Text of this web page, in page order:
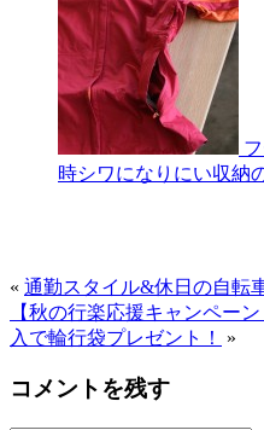
時シワになりにい収納
« 通勤スタイル&休日の自転
【秋の行楽応援キャンペー
入で輪行袋プレゼント！
»
コメントを残す